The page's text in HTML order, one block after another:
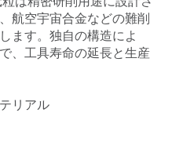
航空宇宙合金などの難削
ます。独自の構造によ
、工具寿命の延長と生産
リアル